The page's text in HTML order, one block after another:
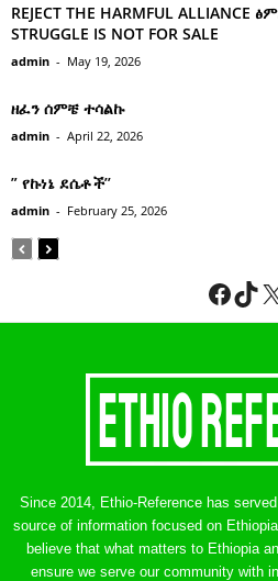
REJECT THE HARMFUL ALLIANCE
STRUGGLE IS NOT FOR SALE
admin - May 19, 2026
ዘፈን ሰምቼ ተሳልኩ
admin - April 22, 2026
” የኩነኔ ደሴቶች’’
admin - February 25, 2026
X
Since 2014, Ethio-Reference has
source of information focused on
believe that what matters to Ethiopia
ensure we serve our community with